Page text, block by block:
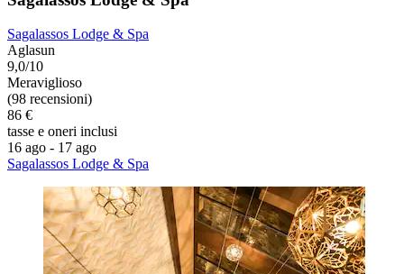
Sagalassos Lodge & Spa
Aglasun
9,0/10
Meraviglioso
(98 recensioni)
86 €
tasse e oneri inclusi
16 ago - 17 ago
Sagalassos Lodge & Spa